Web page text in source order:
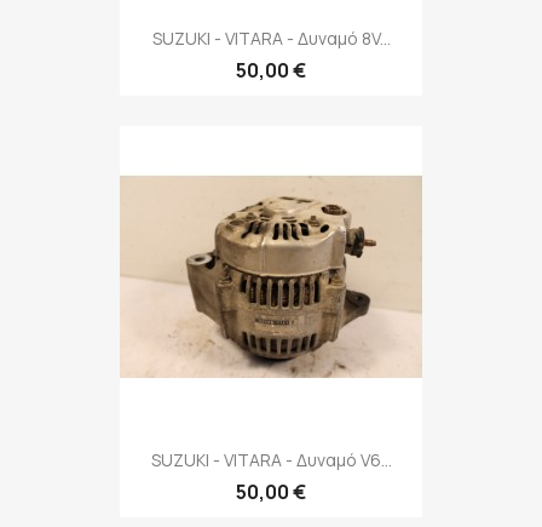
SUZUKI - VITARA - Δυναμό 8V...
50,00 €
SUZUKI - VITARA - Δυναμό V6...
50,00 €